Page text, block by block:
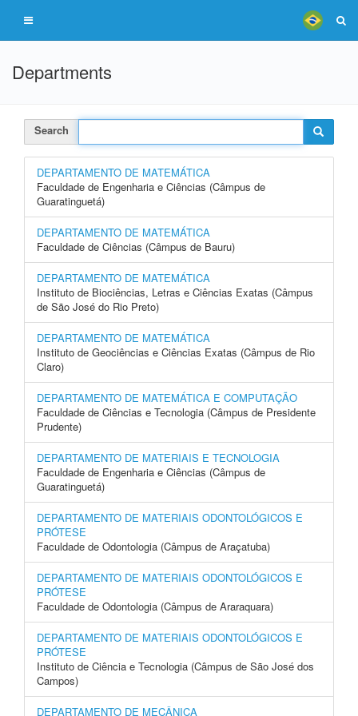
Departments
Search
DEPARTAMENTO DE MATEMÁTICA
Faculdade de Engenharia e Ciências (Câmpus de
Guaratinguetá)
DEPARTAMENTO DE MATEMÁTICA
Faculdade de Ciências (Câmpus de Bauru)
DEPARTAMENTO DE MATEMÁTICA
Instituto de Biociências, Letras e Ciências Exatas (Câmpus
de São José do Rio Preto)
DEPARTAMENTO DE MATEMÁTICA
Instituto de Geociências e Ciências Exatas (Câmpus de Rio
Claro)
DEPARTAMENTO DE MATEMÁTICA E COMPUTAÇÃO
Faculdade de Ciências e Tecnologia (Câmpus de Presidente
Prudente)
DEPARTAMENTO DE MATERIAIS E TECNOLOGIA
Faculdade de Engenharia e Ciências (Câmpus de
Guaratinguetá)
DEPARTAMENTO DE MATERIAIS ODONTOLÓGICOS E
PRÓTESE
Faculdade de Odontologia (Câmpus de Araçatuba)
DEPARTAMENTO DE MATERIAIS ODONTOLÓGICOS E
PRÓTESE
Faculdade de Odontologia (Câmpus de Araraquara)
DEPARTAMENTO DE MATERIAIS ODONTOLÓGICOS E
PRÓTESE
Instituto de Ciência e Tecnologia (Câmpus de São José dos
Campos)
DEPARTAMENTO DE MECÂNICA